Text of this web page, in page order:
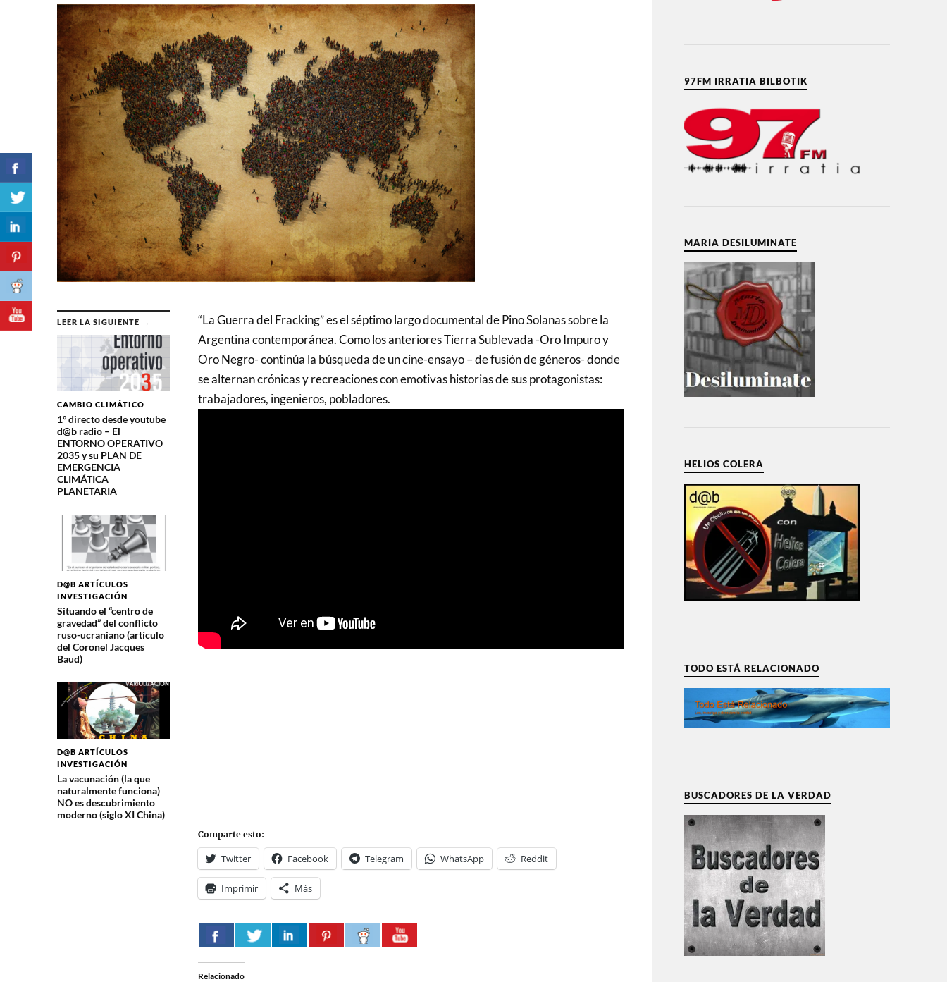
LEER LA SIGUIENTE →
CAMBIO CLIMÁTICO
1º directo desde youtube
d@b radio – El
ENTORNO OPERATIVO
2035 y su PLAN DE
EMERGENCIA
CLIMÁTICA
PLANETARIA
D@B ARTÍCULOS
INVESTIGACIÓN
Situando el “centro de
gravedad” del conflicto
ruso-ucraniano (artículo
del Coronel Jacques
Baud)
D@B ARTÍCULOS
INVESTIGACIÓN
La vacunación (la que
naturalmente funciona)
NO es descubrimiento
moderno (siglo XI China)
“La Guerra del Fracking” es el séptimo largo documental de Pino Solanas sobre la
Argentina contemporánea. Como los anteriores Tierra Sublevada -Oro Impuro y
Oro Negro- continúa la búsqueda de un cine-ensayo – de fusión de géneros- donde
se alternan crónicas y recreaciones con emotivas historias de sus protagonistas:
trabajadores, ingenieros, pobladores.
Comparte esto:
Twitter Facebook Telegram WhatsApp Reddit
Imprimir Más
Relacionado
97FM IRRATIA BILBOTIK
MARIA DESILUMINATE
HELIOS COLERA
TODO ESTÁ RELACIONADO
BUSCADORES DE LA VERDAD